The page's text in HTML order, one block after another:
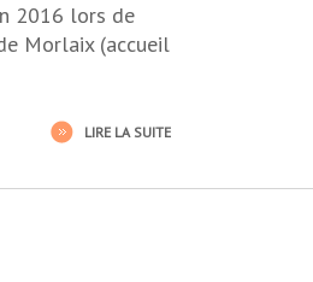
2016 lors de
Morlaix (accueil
LIRE LA SUITE